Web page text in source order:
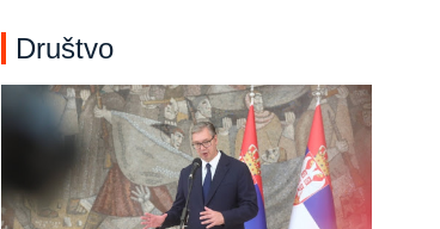
Društvo